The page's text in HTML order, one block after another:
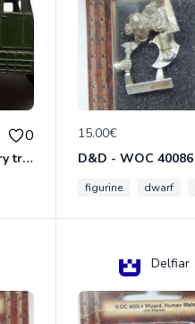
0
meccano ltd recovery tractor N°661
15.00€
figurine dwarf
Delfiar